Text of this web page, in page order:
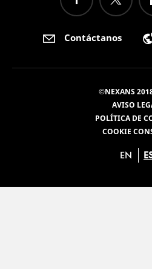
Contáctanos
©NEXANS
AVISO
POLÍTICA DE
COOKIE
EN